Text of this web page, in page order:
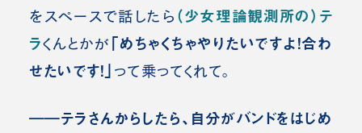
をスペースで話したら （少女理論観測所の）テ
ラくんとかが 「めちゃくちゃやりたいですよ！合わ
せたいです！」 って乗ってくれて。
――テラさんからしたら、自分がバンドをはじめ